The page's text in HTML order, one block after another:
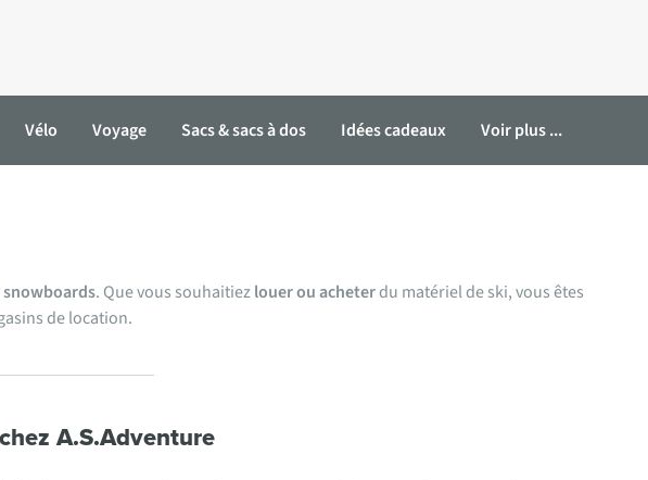
Vélo Voyage Sacs & sacs à dos Idées cadeaux Voir plus ...
d’hiver par magasin
snowboards. Que vous souhaitiezlouer ou acheterdu matériel de ski, vous êtes
de location.
A.S.Adventure